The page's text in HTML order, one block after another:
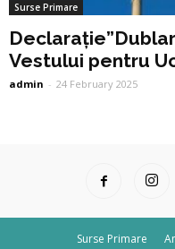
Surse Primare
Vestului pentru
admin - 24 February 2025
Surse Primare